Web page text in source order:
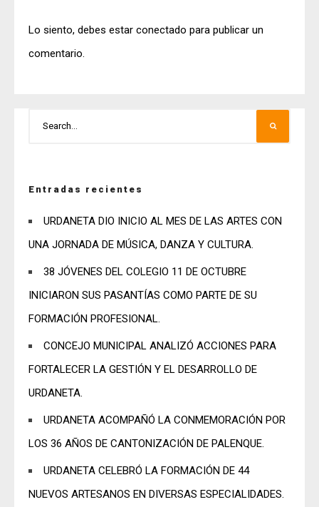
Lo siento, debes estar conectado para publicar un
comentario.
Entradas recientes
URDANETA DIO INICIO AL MES DE LAS ARTES CON
UNA JORNADA DE MÚSICA, DANZA Y CULTURA.
38 JÓVENES DEL COLEGIO 11 DE OCTUBRE
INICIARON SUS PASANTÍAS COMO PARTE DE SU
FORMACIÓN PROFESIONAL.
CONCEJO MUNICIPAL ANALIZÓ ACCIONES PARA
FORTALECER LA GESTIÓN Y EL DESARROLLO DE
URDANETA.
URDANETA ACOMPAÑÓ LA CONMEMORACIÓN POR
LOS 36 AÑOS DE CANTONIZACIÓN DE PALENQUE.
URDANETA CELEBRÓ LA FORMACIÓN DE 44
NUEVOS ARTESANOS EN DIVERSAS ESPECIALIDADES.